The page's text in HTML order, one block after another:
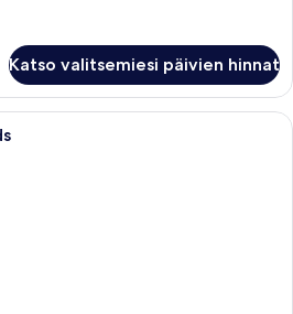
Katso valitsemiesi päivien hinnat
Hotellihuone, jossa on kaksi